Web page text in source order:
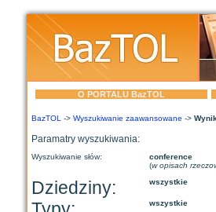
O PORTALU BazTOL
BazTOL -> Wyszukiwanie zaawansowane ->
Paramatry wyszukiwania:
Wyszukiwanie słów:
conference
(w opisach
Dziedziny: wszystkie
wszystkie